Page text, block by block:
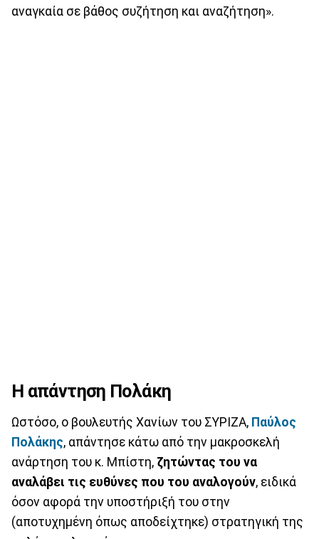
αναγκαία σε βάθος συζήτηση και αναζήτηση».
Η απάντηση Πολάκη
Ωστόσο, ο βουλευτής Χανίων του ΣΥΡΙΖΑ, Παύλος
Πολάκης, απάντησε κάτω από την μακροσκελή
ανάρτηση του κ. Μπίστη, ζητώντας του να
αναλάβει τις ευθύνες που του αναλογούν, ειδικά
όσον αφορά την υποστήριξή του στην
(αποτυχημένη όπως αποδείχτηκε) στρατηγική της